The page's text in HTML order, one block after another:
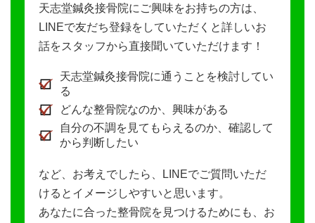
天志堂鍼灸接骨院にご興味をお持ちの方は、
LINEで友だち登録をしていただくと詳しいお
話をスタッフから直接聞いていただけます！
天志堂鍼灸接骨院に通うことを検討してい
る
どんな整骨院なのか、興味がある
自分の不調を見てもらえるのか、確認して
から判断したい
など、お考えでしたら、LINEでご質問いただ
けるとイメージしやすいと思います。
あなたに合った整骨院を見つけるためにも、お